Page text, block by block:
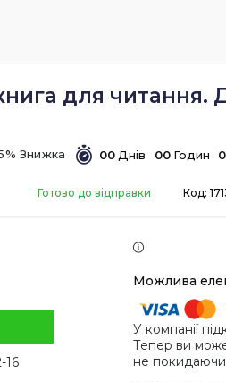
для читання.
00 Днів 00 Годин 0
Готово до відправки Код:
16
У компанії
Тепер ви
не покидаючи